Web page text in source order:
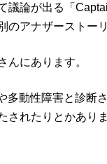
議論が出る「
アナザーストー
んにあります。
動性障害と診断
されたりとかあり